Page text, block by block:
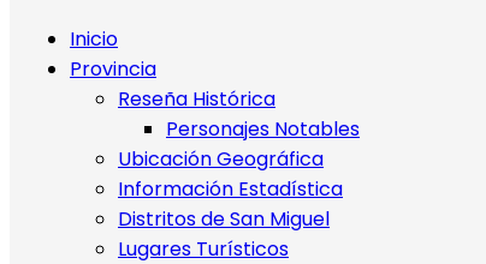
Inicio
Provincia
Reseña Histórica
Personajes Notables
Ubicación Geográfica
Información Estadística
Distritos de San Miguel
Lugares Turísticos